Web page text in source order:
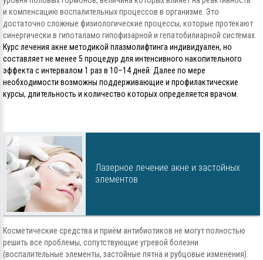
и компенсацию воспалительных процессов в организме. Это
достаточно сложные физиологические процессы, которые протекают
синергически в гипоталамо гипофизарной и гепатобилиарной системах.
Курс лечения акне методикой плазмолифтинга индивидуален, но
составляет не менее 5 процедур для интенсивного накопительного
эффекта с интервалом 1 раз в 10–14 дней. Далее по мере
необходимости возможны поддерживающие и профилактические
курсы, длительность и количество которых определяется врачом.
Лазерное лечение акне и застойных
элементов
Косметические средства и приём антибиотиков не могут полностью
решить все проблемы, сопутствующие угревой болезни
(воспалительные элементы, застойные пятна и рубцовые изменения).